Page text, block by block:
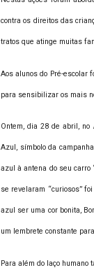
contra os direitos das
tratos que atinge muitas
Aos alunos do Pré-escolar
para sensibilizar os mais
Ontem, dia 28 de abril, no
Azul, símbolo da
azul à antena do seu carro
se revelaram “curiosos”
azul ser uma cor bonita,
um lembrete constante
Para além do laço